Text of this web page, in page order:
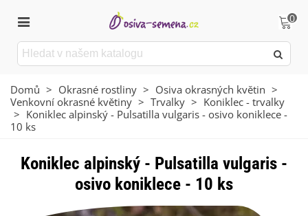
0
Domů > Okrasné rostliny > Osiva okrasných květin >
Venkovní okrasné květiny > Trvalky > Koniklec - trvalky
> Koniklec alpinský - Pulsatilla vulgaris - osivo koniklece -
10 ks
Koniklec alpinský - Pulsatilla vulgaris -
osivo koniklece - 10 ks